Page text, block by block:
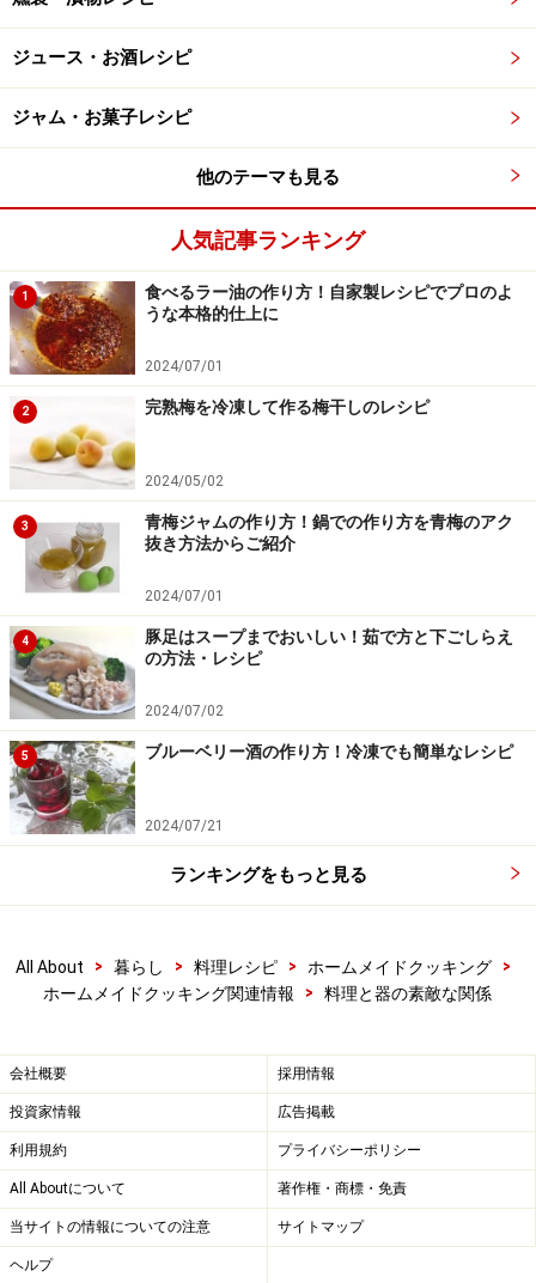
ジュース・お酒レシピ
ジャム・お菓子レシピ
他のテーマも見る
人気記事ランキング
1
食べるラー油の作り方！自家製レシピでプロのよ
うな本格的仕上に
2024/07/01
2 完熟梅を冷凍して作る梅干しのレシピ
2024/05/02
3
青梅ジャムの作り方！鍋での作り方を青梅のアク
抜き方法からご紹介
2024/07/01
4
豚足はスープまでおいしい！茹で方と下ごしらえ
の方法・レシピ
2024/07/02
5 ブルーベリー酒の作り方！冷凍でも簡単なレシピ
2024/07/21
ランキングをもっと見る
All About > 暮らし > 料理レシピ > ホームメイドクッキング
>
ホームメイドクッキング関連情報
> 料理と器の素敵な関係
会社概要 採用情報
投資家情報 広告掲載
利用規約 プライバシーポリシー
All Aboutについて 著作権・商標・免責
当サイトの情報についての注意 サイトマップ
ヘルプ